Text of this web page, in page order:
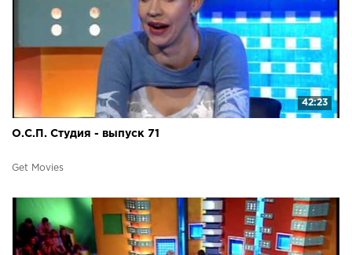
42:23
О.С.П. Студия - выпуск 71
Get Movies